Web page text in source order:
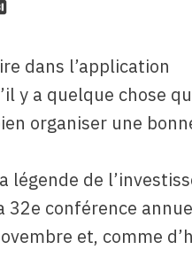
dans l’application
y a quelque chose
organiser une
légende de
32e conférence
et, comme